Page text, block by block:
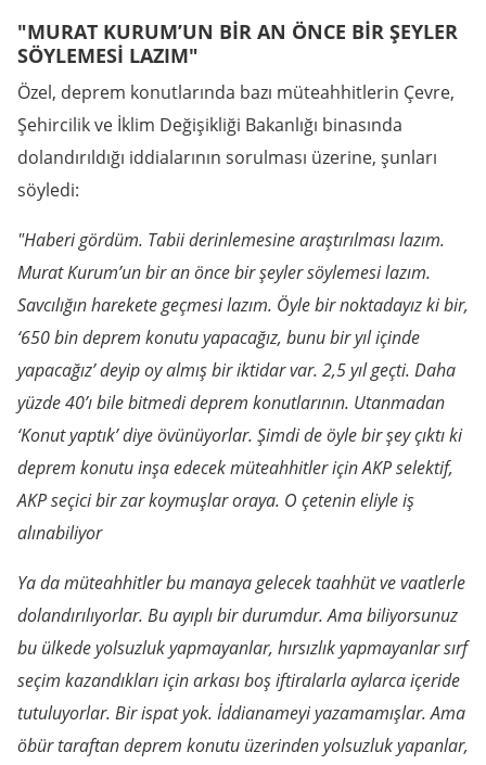
"MURAT KURUM’UN BİR AN ÖNCE BİR ŞEYLER
SÖYLEMESİ LAZIM"
Özel, deprem konutlarında bazı müteahhitlerin Çevre,
Şehircilik ve İklim Değişikliği Bakanlığı binasında
dolandırıldığı iddialarının sorulması üzerine, şunları
söyledi:
"Haberi gördüm. Tabii derinlemesine araştırılması lazım.
Murat Kurum’un bir an önce bir şeyler söylemesi lazım.
Savcılığın harekete geçmesi lazım. Öyle bir noktadayız ki bir,
‘650 bin deprem konutu yapacağız, bunu bir yıl içinde
yapacağız’ deyip oy almış bir iktidar var. 2,5 yıl geçti. Daha
yüzde 40’ı bile bitmedi deprem konutlarının. Utanmadan
‘Konut yaptık’ diye övünüyorlar. Şimdi de öyle bir şey çıktı ki
deprem konutu inşa edecek müteahhitler için AKP selektif,
AKP seçici bir zar koymuşlar oraya. O çetenin eliyle iş
alınabiliyor
Ya da müteahhitler bu manaya gelecek taahhüt ve vaatlerle
dolandırılıyorlar. Bu ayıplı bir durumdur. Ama biliyorsunuz
bu ülkede yolsuzluk yapmayanlar, hırsızlık yapmayanlar sırf
seçim kazandıkları için arkası boş iftiralarla aylarca içeride
tutuluyorlar. Bir ispat yok. İddianameyi yazamamışlar. Ama
öbür taraftan deprem konutu üzerinden yolsuzluk yapanlar,